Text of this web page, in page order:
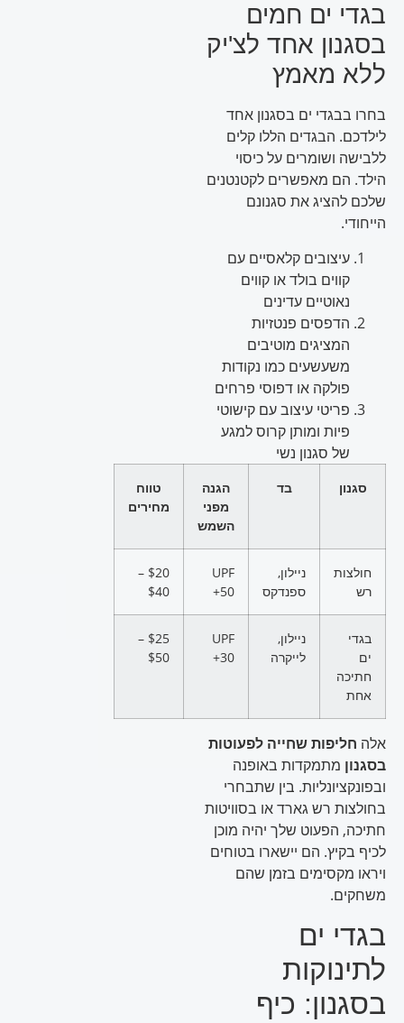
בגדי ים חמים
בסגנון אחד לצ'יק
ללא מאמץ
בחרו בבגדי ים בסגנון אחד
לילדכם. הבגדים הללו קלים
ללבישה ושומרים על כיסוי
הילד. הם מאפשרים לקטנטנים
שלכם להציג את סגנונם
הייחודי.
עיצובים קלאסיים עם
קווים בולד או קווים
נאוטיים עדינים
הדפסים פנטזיות
המציגים מוטיבים
משעשעים כמו נקודות
פולקה או דפוסי פרחים
פריטי עיצוב עם קישוטי
פיות ומותן קרוס למגע
של סגנון נשי
סגנון בד
הגנה
מפני
השמש
טווח
מחירים
חולצות
רש
ניילון,
ספנדקס
UPF
50+
$20 –
$40
בגדי
ים
חתיכה
אחת
ניילון,
לייקרה
UPF
30+
$25 –
$50
אלהחליפות שחייה לפעוטות
בסגנוןמתמקדות באופנה
ובפונקציונליות. בין שתבחרי
בחולצות רש גארד או בסוויטות
חתיכה, הפעוט שלך יהיה מוכן
לכיף בקיץ. הם יישארו בטוחים
ויראו מקסימים בזמן שהם
משחקים.
בגדי ים
לתינוקות
בסגנון: כיף